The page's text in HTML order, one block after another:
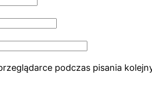
podczas pisania